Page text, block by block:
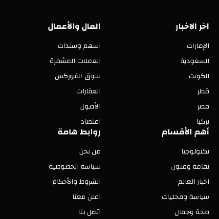
اخر الاخبار
الإمارات
السعودية
الكويت
قطر
مصر
تركيا
المال والأعمال
اسهم وسندات
العملات المشفرة
سوق الفوركس
العقارات
الأصول
اقتصاد
أهم الأقسام
تكنولوجيا
ثقافة وفنون
اخبار العالم
سياسة ومحليات
صحة وجمال
روابط هامة
من نحن
سياسة الخصوصية
الشروط والأحكام
اعلن معنا
اتصل بنا